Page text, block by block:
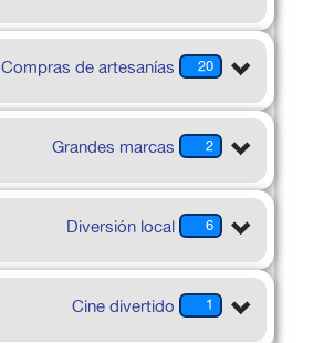
20
Compras de artesanías
2
Grandes marcas
6
Diversión local
1
Cine divertido